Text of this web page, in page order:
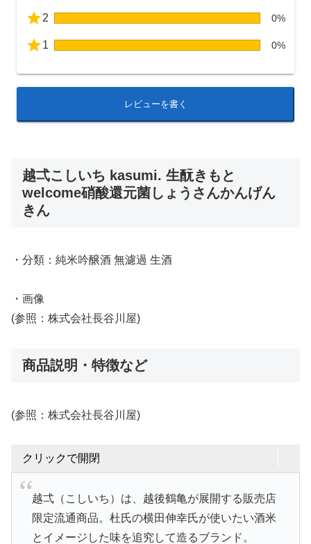
2 0%
1 0%
レビューを書く
越弌こしいち kasumi. 生酛きもと
welcome硝酸還元菌しょうさんかんげん
きん
・分類：純米吟醸酒 無濾過 生酒
・画像
(参照：株式会社長谷川屋)
商品説明・特徴など
(参照：株式会社長谷川屋)
クリックで開閉
越弌（こしいち）は、越後鶴亀が展開する販売店
限定流通商品。杜氏の横田伸幸氏が使いたい酒米
とイメージした味を追究して造るブランド。